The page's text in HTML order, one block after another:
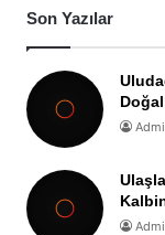
Son Yazılar